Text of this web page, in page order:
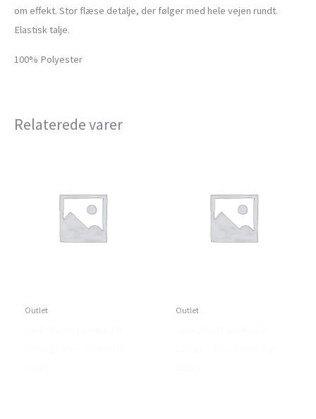
om effekt. Stor flæse detalje, der følger med hele vejen rundt.
Elastisk talje.
100% Polyester
Relaterede varer
Outlet Outlet